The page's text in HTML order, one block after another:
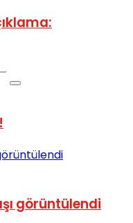
görüntülendi